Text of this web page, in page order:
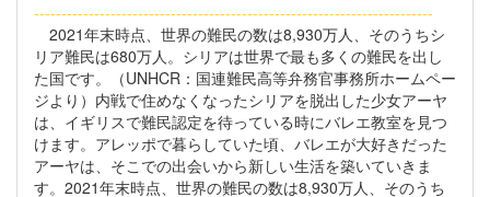
-------------------------------------------------------------------------
2021年末時点、世界の難民の数は8,930万人、そのうちシ
リア難民は680万人。シリアは世界で最も多くの難民を出し
た国です。（UNHCR：国連難民高等弁務官事務所ホームペー
ジより）内戦で住めなくなったシリアを脱出した少女アーヤ
は、イギリスで難民認定を待っている時にバレエ教室を見つ
けます。アレッポで暮らしていた頃、バレエが大好きだった
アーヤは、そこでの出会いから新しい生活を築いていきま
す。2021年末時点、世界の難民の数は8,930万人、そのうち